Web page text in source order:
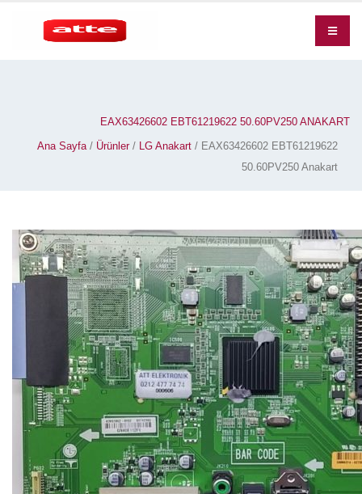
EAX63426602 EBT61219622 50.60PV250 ANAKART
Ana Sayfa/ Ürünler/ LG Anakart / EAX63426602 EBT61219622
50.60PV250 Anakart